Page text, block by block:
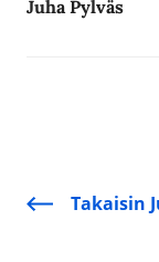
Juha Pylväs
Takaisin